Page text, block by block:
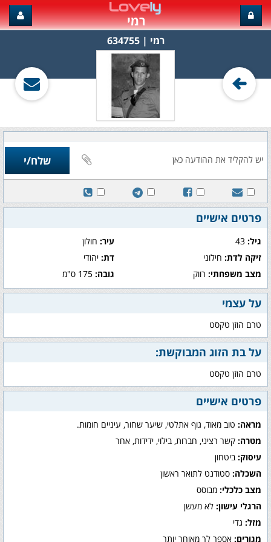
רמי
רמי‏ | 634755
פרטים אישיים
גיל: עיר:חולון
זיקה לדת: חילוני דת:יהודי
מצב משפחתי: רווק גובה:175 ס"מ
על עצמי
טרם הוזן טקסט
על בת הזוג המבוקשת:
טרם הוזן טקסט
פרטים אישיים
מראה: טוב מאוד, גוף אתלטי, שיער שחור, עיניים חומות.
מטרה: קשר רציני, חברות, בילוי, ידידות, אחר
עיסוק: ביטחון
השכלה: סטודנט לתואר ראשון
מצב כלכלי: מבוסס
הרגלי עישון: לא מעשן
מזל: גדי
מגורים: אספר לך מאוחר יותר